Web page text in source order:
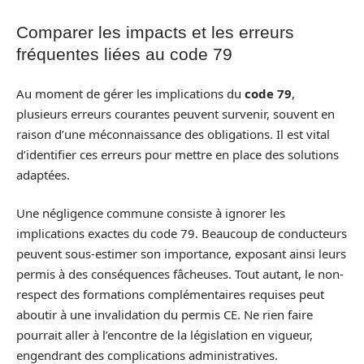
Comparer les impacts et les erreurs
fréquentes liées au code 79
Au moment de gérer les implications du code 79,
plusieurs erreurs courantes peuvent survenir, souvent en
raison d’une méconnaissance des obligations. Il est vital
d’identifier ces erreurs pour mettre en place des solutions
adaptées.
Une négligence commune consiste à ignorer les
implications exactes du code 79. Beaucoup de conducteurs
peuvent sous-estimer son importance, exposant ainsi leurs
permis à des conséquences fâcheuses. Tout autant, le non-
respect des formations complémentaires requises peut
aboutir à une invalidation du permis CE. Ne rien faire
pourrait aller à l’encontre de la législation en vigueur,
engendrant des complications administratives.